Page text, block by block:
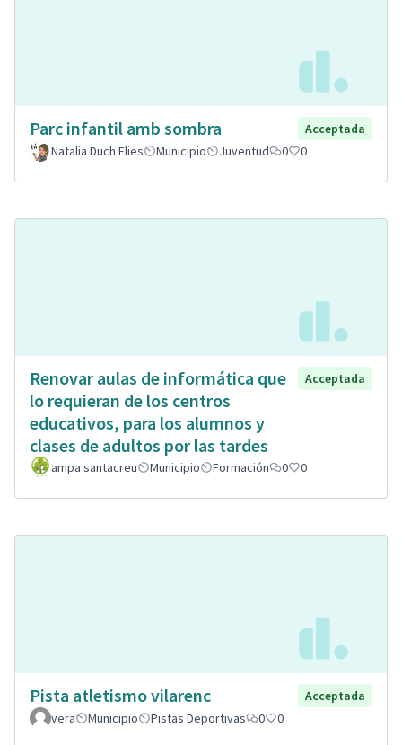
Parc infantil amb sombra
Acceptada
Natalia Duch Elies
Municipio Juventud 0 0
Renovar aulas de informática que
lo requieran de los centros
educativos, para los alumnos y
clases de adultos por las tardes
Acceptada
ampa santacreu Municipio Formación 0 0
Pista atletismo vilarenc
Acceptada
vera
Municipio Pistas Deportivas 0 0